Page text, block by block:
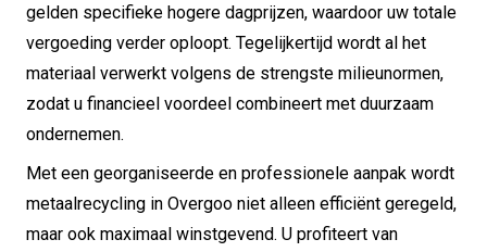
gelden specifieke hogere dagprijzen, waardoor uw totale
vergoeding verder oploopt. Tegelijkertijd wordt al het
materiaal verwerkt volgens de strengste milieunormen,
zodat u financieel voordeel combineert met duurzaam
ondernemen.
Met een georganiseerde en professionele aanpak wordt
metaalrecycling in Overgoo niet alleen efficiënt geregeld,
maar ook maximaal winstgevend. U profiteert van